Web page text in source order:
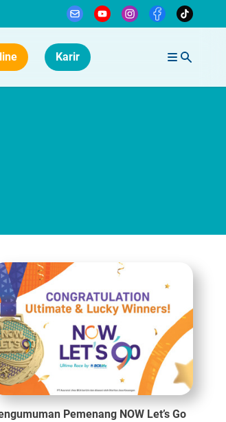
Karir
Pemenang NOW Let’s Go